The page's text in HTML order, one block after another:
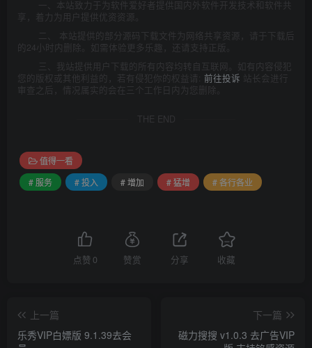
一、本站致力于为软件爱好者提供国内外软件开发技术和软件共
享，着力为用户提供优资资源。
二、 本站提供的部分源码下载文件为网络共享资源，请于下载后
的24小时内删除。如需体验更多乐趣，还请支持正版。
三、我站提供用户下载的所有内容均转自互联网。如有内容侵犯
您的版权或其他利益的，若有侵犯你的权益请: 前往投诉 站长会进行
审查之后，情况属实的会在三个工作日内为您删除。
THE END
值得一看
# 服务
# 投入 # 增加 # 猛增 # 各行各业
点赞 0 赞赏 分享 收藏
上一篇
乐秀VIP白嫖版 9.1.39去会
下一篇
磁力搜搜 v1.0.3 去广告VIP